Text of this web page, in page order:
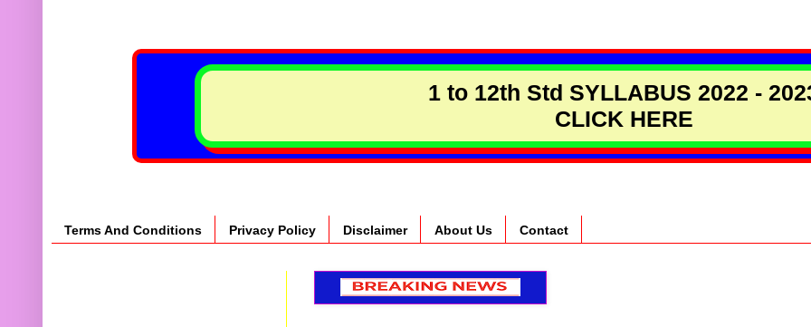
1 to 12th Std SYLLABUS 2022 -
CLICK HERE
Terms And Conditions Privacy Policy Disclaimer About Us Contact